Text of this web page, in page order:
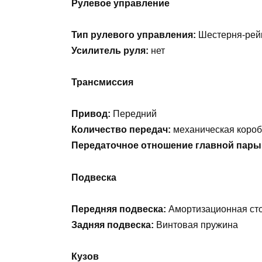
Рулевое управление
Тип рулевого управления: Шестерня-
Усилитель руля: нет
Трансмиссия
Привод: Передний
Количество передач: механическая
Передаточное отношение главной
Подвеска
Передняя подвеска: Амортизационная
Задняя подвеска: Винтовая пружина
Кузов